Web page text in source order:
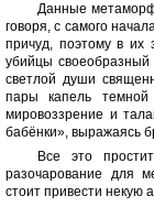
Данные
говоря, с самого
причуд, поэтому в
убийцы своеобразный
светлой души
пары капель
мировоззрение и
бабёнки», выражаясь
Все это
разочарование для
стоит привести некую